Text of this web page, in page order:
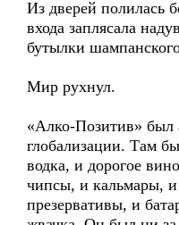
Из дверей полилась
входа заплясала
бутылки
Мир рухнул.
«Алко-Позитив» был
глобализации. Там
водка, и дорогое
чипсы, и кальмары,
презервативы, и